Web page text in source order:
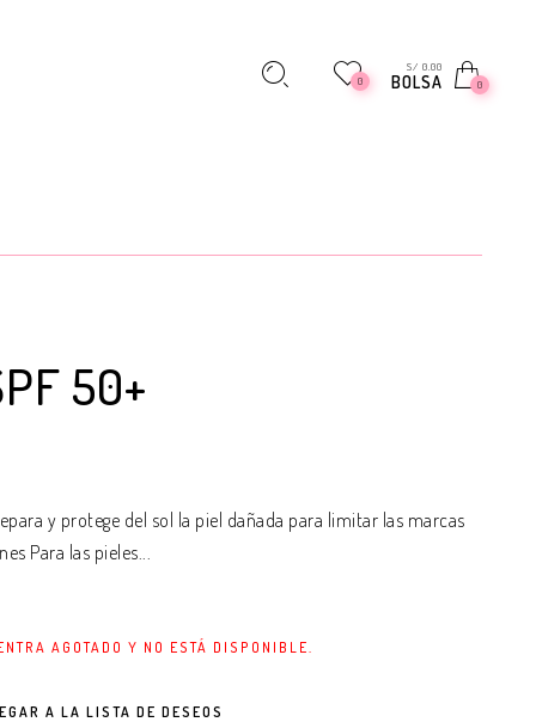
0
S/ 0.00
BOLSA 0
50+
y protege del sol la piel dañada para limitar las marcas
Para las pieles...
AGOTADO Y NO ESTÁ DISPONIBLE.
A LA LISTA DE DESEOS